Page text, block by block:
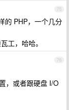
75
的 PHP，一个几分
工，哈哈。
76
，或者跟硬盘 I/O